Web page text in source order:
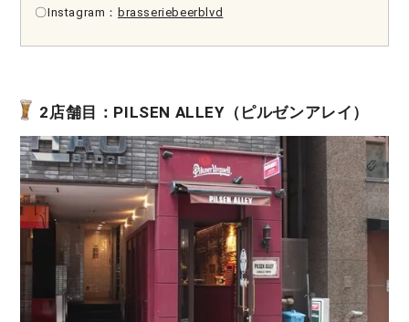
〇Instagram： brasseriebeerblvd
2店舗目：PILSEN ALLEY（ピルゼンアレイ）